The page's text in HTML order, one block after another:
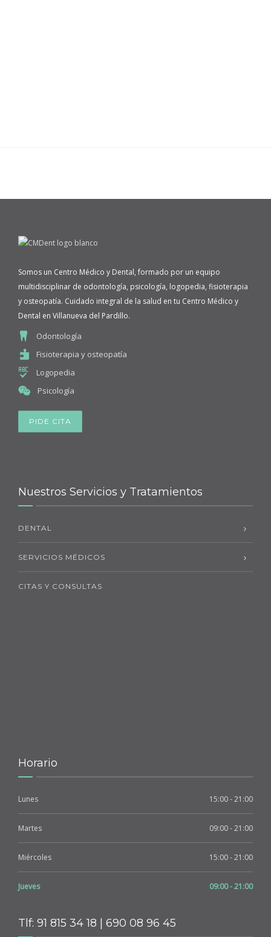
Somos un Centro Médico y Dental, formado por un equipo
multidisciplinar de odontología, psicología, logopedia, fisioterapia
y osteopatía. Cuidado integral de la salud en tu Centro Médico y
Dental en Villanueva del Pardillo.
Odontología
Fisioterapia y osteopatía
Logopedia
Psicología
PIDE CITA
Nuestros Servicios y Tratamientos
DENTAL
SERVICIOS MÉDICOS
CITAS Y CONSULTAS
Horario
Lunes 15:00 - 21:00
Martes 09:00 - 21:00
Miércoles 15:00 - 21:00
Jueves 09:00 - 21:00
Tlf: 91 815 34 18 | 690 08 96 45